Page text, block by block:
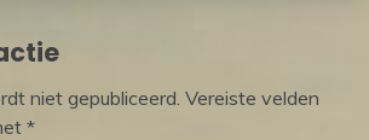
niet gepubliceerd. Vereiste velden
*